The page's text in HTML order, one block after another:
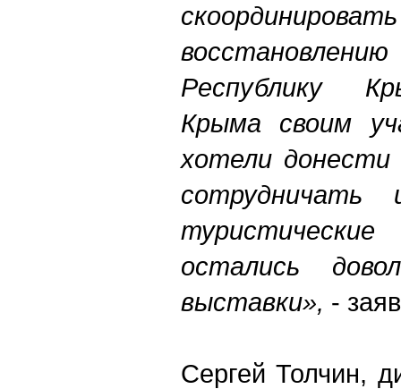
Республику
Крыма своим
хотели донести
остались
выставки», -
Сергей Толчин,